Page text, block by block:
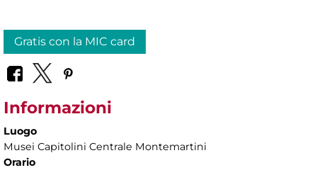
Gratis con la MIC card
Informazioni
Luogo
Musei Capitolini Centrale Montemartini
Orario